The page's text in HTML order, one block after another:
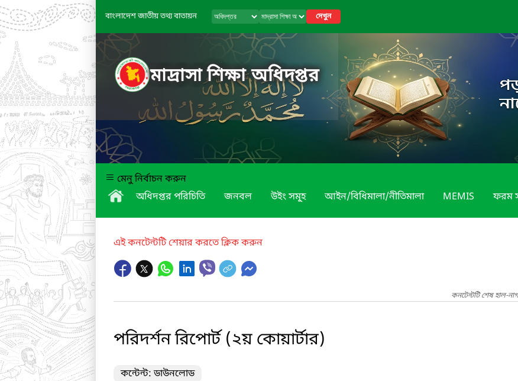
বাংলাদেশ জাতীয় তথ্য বাতায়ন দেখুন
মাদ্রাসা শিক্ষা অধিদপ্তর
মেনু নির্বাচন করুন
অধিদপ্তর পরিচিতি
জনবল উইং সমূ্হ আইন/বিধিমালা/নীতিমালা MEMIS ফরম
এই কনটেন্টটি শেয়ার করতে ক্লিক করুন
কনটেন্টটি শেষ হাল-
পরিদর্শন রিপোর্ট (২য় কোয়ার্টার)
কন্টেন্ট: ডাউনলোড